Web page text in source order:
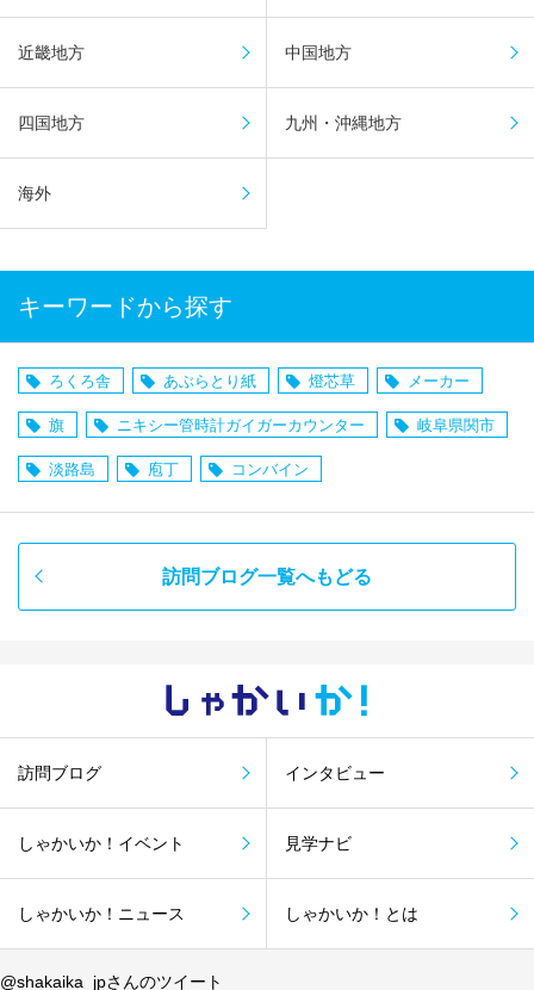
近畿地方 中国地方
四国地方 九州・沖縄地方
海外
キーワードから探す
ろくろ舎 あぶらとり紙 燈芯草 メーカー
旗 ニキシー管時計ガイガーカウンター 岐阜県関市
淡路島 庖丁 コンバイン
訪問ブログ一覧へもどる
しゃかい か！
訪問ブログ インタビュー
しゃかいか！イベント 見学ナビ
しゃかいか！ニュース しゃかいか！とは
@shakaika_jpさんのツイート